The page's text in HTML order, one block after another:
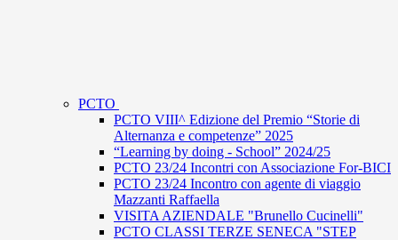
PCTO
PCTO VIII^ Edizione del Premio “Storie di
Alternanza e competenze” 2025
“Learning by doing - School” 2024/25
PCTO 23/24 Incontri con Associazione For-BICI
PCTO 23/24 Incontro con agente di viaggio
Mazzanti Raffaella
VISITA AZIENDALE "Brunello Cucinelli"
PCTO CLASSI TERZE SENECA "STEP